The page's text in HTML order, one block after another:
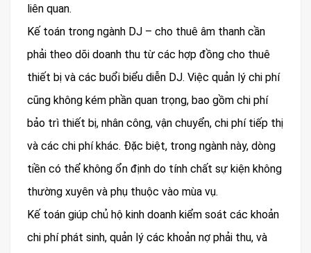
liên quan.
Kế toán trong ngành DJ – cho thuê âm thanh cần
phải theo dõi doanh thu từ các hợp đồng cho thuê
thiết bị và các buổi biểu diễn DJ. Việc quản lý chi phí
cũng không kém phần quan trọng, bao gồm chi phí
bảo trì thiết bị, nhân công, vận chuyển, chi phí tiếp thị
và các chi phí khác. Đặc biệt, trong ngành này, dòng
tiền có thể không ổn định do tính chất sự kiện không
thường xuyên và phụ thuộc vào mùa vụ.
Kế toán giúp chủ hộ kinh doanh kiểm soát các khoản
chi phí phát sinh, quản lý các khoản nợ phải thu, và